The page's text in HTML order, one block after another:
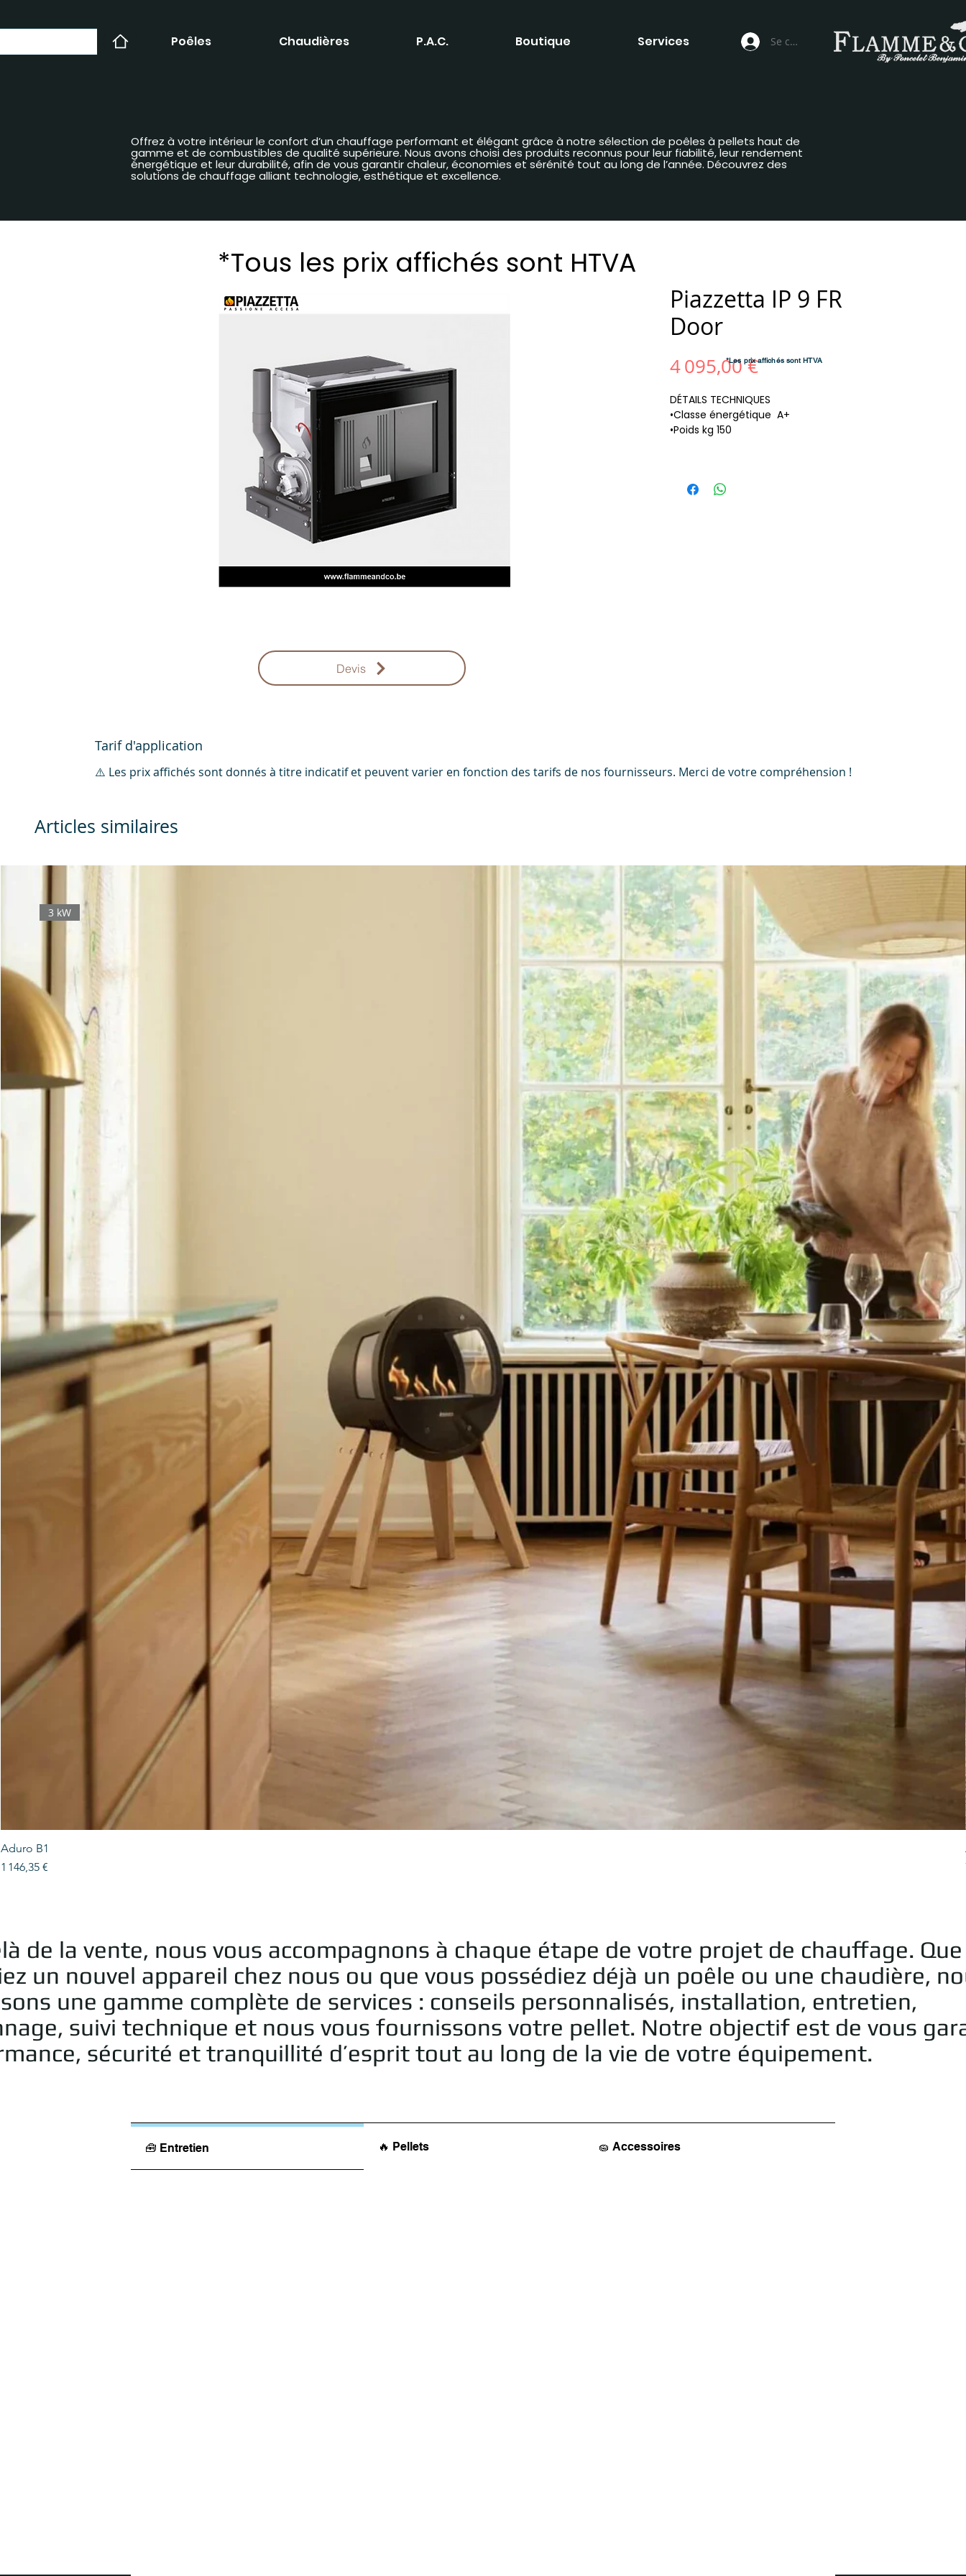
Poêles Chaudières P.A.C. Boutique Services Se connecter
Piazzetta IP 9 FR
Door
4 095,00 €Prix
DÉTAILS TECHNIQUES
•Classe énergétique A+
•Poids kg 150
•Bouche du foyer (L) - Dimensions mini
Tarif d'application
⚠️ Les prix affichés sont donnés à titre indicatif et peuvent varier en fonction des tarifs de nos fournisseurs. Merci de votre compréhension !
Offrez à votre intérieur le confort d’un chauffage performant et élégant grâce à notre sélection de poêles à pellets haut de
gamme et de combustibles de qualité supérieure. Nous avons choisi des produits reconnus pour leur fiabilité, leur rendement
énergétique et leur durabilité, afin de vous garantir chaleur, économies et sérénité tout au long de l’année. Découvrez des
solutions de chauffage alliant technologie, esthétique et excellence.
*Les prix affichés sont HTVA
Devis
*Tous les prix affichés sont HTVA
Articles similaires
3 kW
Aduro B1
Prix
1 146,35 €
de la vente, nous vous accompagnons à chaque étape de votre projet de chauffage.
un nouvel appareil chez nous ou que vous possédiez déjà un poêle ou une chaudière,
une gamme complète de services : conseils personnalisés, installation, entretien,
suivi technique et nous vous fournissons votre pellet. Notre objectif est de vous
sécurité et tranquillité d’esprit tout au long de la vie de votre équipement.
🧰 Entretien 🔥 Pellets 🧽 Accessoires